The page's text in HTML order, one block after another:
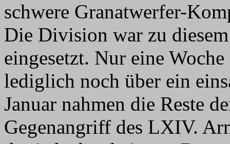
schwere Granatwerfer-
Die Division war zu
eingesetzt. Nur eine
lediglich noch über ein
Januar nahmen die Reste
Gegenangriff des LXIV.